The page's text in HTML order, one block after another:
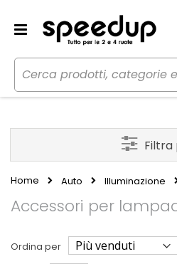
Home Auto Illuminazione
Accessori per
Ordina per
Filtra